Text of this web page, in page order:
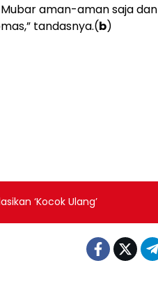
aman-aman saja dan
tandasnya.(b)
‘Kocok Ulang’